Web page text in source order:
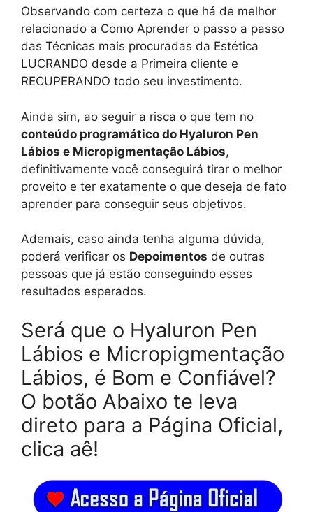
Observando com certeza o que há de melhor
relacionado a Como Aprender o passo a passo
das Técnicas mais procuradas da Estética
LUCRANDO desde a Primeira cliente e
RECUPERANDO todo seu investimento.
Ainda sim, ao seguir a risca o que tem no
conteúdo programático do Hyaluron Pen
Lábios e Micropigmentação Lábios,
definitivamente você conseguirá tirar o melhor
proveito e ter exatamente o que deseja de fato
aprender para conseguir seus objetivos.
Ademais, caso ainda tenha alguma dúvida,
poderá verificar os Depoimentos de outras
pessoas que já estão conseguindo esses
resultados esperados.
Será que o Hyaluron Pen
Lábios e Micropigmentação
Lábios, é Bom e Confiável?
O botão Abaixo te leva
direto para a Página Oficial,
clica aê!